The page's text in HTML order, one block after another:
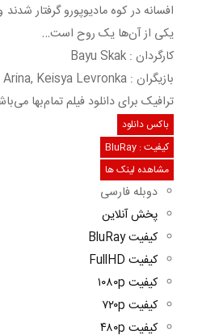
افسانه در کوه مادیوپورو گرفتار
یکی از آن‌ها یک روح است…
کارگردان : Bayu Skak
بازیگران : Bayu Skak, Nadya Arina, Keisya Levronka
ترافیک برای دانلود فیلم تمام‌بها
باکس دانلود
کیفیت : BluRay
مشاهده لینک ها
دوبله فارسی
پخش آنلاین
کیفیت BluRay
کیفیت FullHD
کیفیت ۱۰۸۰p
کیفیت ۷۲۰p
کیفیت ۴۸۰p